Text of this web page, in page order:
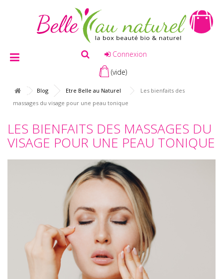
Connexion
(vide)
Blog Etre Belle au Naturel
Les bienfaits des
massages du visage pour une peau tonique
LES BIENFAITS DES MASSAGES DU
VISAGE POUR UNE PEAU TONIQUE